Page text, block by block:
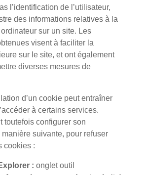
l’identification de l’utilisateur,
des informations relatives à la
sur un site. Les
visent à faciliter la
sur le site, et ont également
diverses mesures de
d’un cookie peut entraîner
à certains services.
toutefois configurer son
suivante, pour refuser
cookies :
: onglet outil